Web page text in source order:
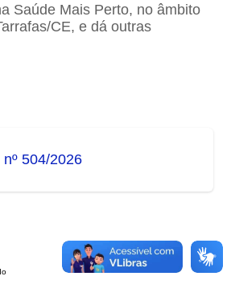
Saúde Mais Perto, no âmbito
CE, e dá outras
504/2026